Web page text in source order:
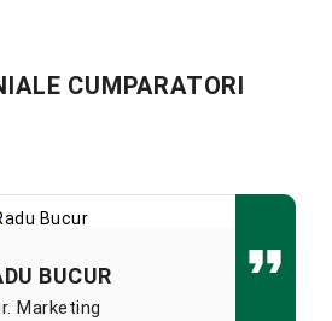
CUMPARATORI
BUCUR
Marketing